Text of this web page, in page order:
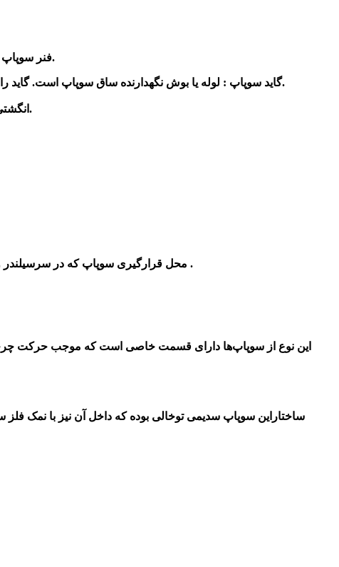
-فنر سوپاپ : قسمت انتهایی ساق سوپاپ و شکل مارپیچی دارد. این فنر از یک سمت به بدنه موتور و از سمت دیگر به خار نگهدارنده متصل می‌شود.
-گاید سوپاپ : لوله یا بوش نگهدارنده ساق سوپاپ است. گاید را از چدن سیاه تولید می‌کنند. این قطعه برای تنظیم حرکت مستقیم رفت و برگشتی سوپاپ و محافظت از ساقه در مقابل ضربات است.
- و میل سوپاپ می باشد.
محل قرارگیری سوپاپ که در سرسیلندر و یا خود سیلندر می باشد . این قطعه نیز دارای یک لبه به نام نشیمنگاه بوده ، که خود این نشیمنگاه سوپاپ دارای یک لبه مورب می باشد .
این نوع از سوپاپ‌ها دارای قسمت خاصی است که موجب حرکت
ساختاراین سوپاپ سدیمی توخالی بوده که داخل آن نیز با نمک